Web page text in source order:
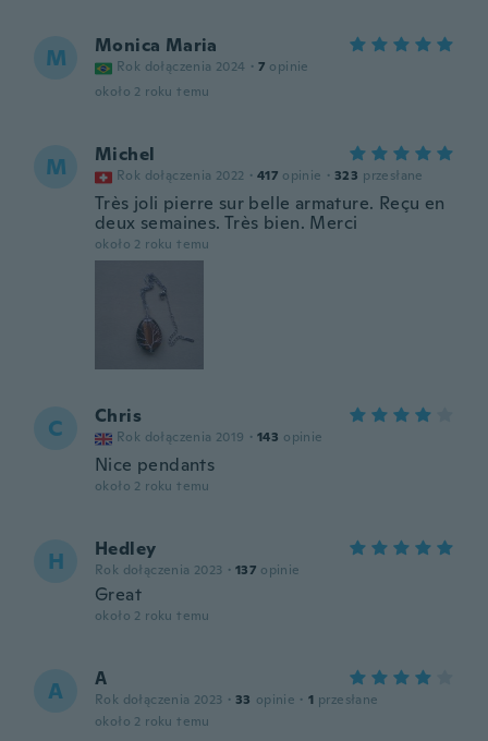
M Monica Maria
Rok dołączenia 2024 · 7 opinie
około 2 roku temu
M Michel
Rok dołączenia 2022 · 417 opinie · 323 przesłane
Très joli pierre sur belle armature. Reçu en
deux semaines. Très bien. Merci
około 2 roku temu
C Chris
Rok dołączenia 2019 · 143 opinie
Nice pendants
około 2 roku temu
H Hedley
Rok dołączenia 2023 · 137 opinie
Great
około 2 roku temu
A A
Rok dołączenia 2023 · 33 opinie · 1 przesłane
około 2 roku temu